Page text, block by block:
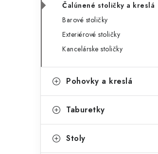
Čalúnené stoličky a kreslá
Barové stoličky
Exteriérové stoličky
Kancelárske stoličky
Pohovky a kreslá
Taburetky
Stoly